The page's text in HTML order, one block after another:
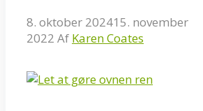
8. oktober 202415. november
2022 Af Karen Coates